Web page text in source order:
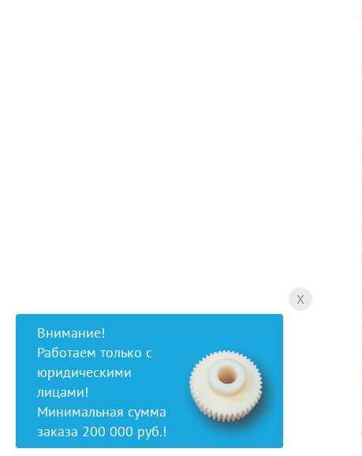
X
Внимание!
Работаем только с
юридическими
лицами!
Минимальная сумма
заказа 200 000 руб.!